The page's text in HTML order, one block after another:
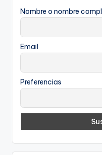
Nombre o nombre
Email
Preferencias